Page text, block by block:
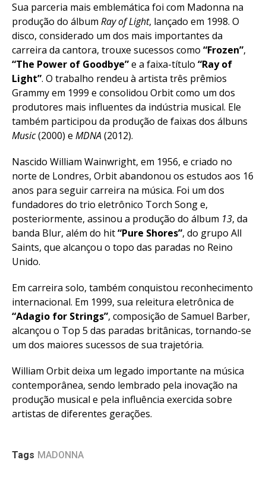
Sua parceria mais emblemática foi com Madonna na
produção do álbum Ray of Light, lançado em 1998. O
disco, considerado um dos mais importantes da
carreira da cantora, trouxe sucessos como “Frozen”,
“The Power of Goodbye”e a faixa-título “Ray of
Light”. O trabalho rendeu à artista três prêmios
Grammy em 1999 e consolidou Orbit como um dos
produtores mais influentes da indústria musical. Ele
também participou da produção de faixas dos álbuns
Music(2000) e MDNA(2012).
Nascido William Wainwright, em 1956, e criado no
norte de Londres, Orbit abandonou os estudos aos 16
anos para seguir carreira na música. Foi um dos
fundadores do trio eletrônico Torch Song e,
posteriormente, assinou a produção do álbum 13, da
banda Blur, além do hit“Pure Shores”, do grupo All
Saints, que alcançou o topo das paradas no Reino
Unido.
Em carreira solo, também conquistou reconhecimento
internacional. Em 1999, sua releitura eletrônica de
“Adagio for Strings”, composição de Samuel Barber,
alcançou o Top 5 das paradas britânicas, tornando-se
um dos maiores sucessos de sua trajetória.
William Orbit deixa um legado importante na música
contemporânea, sendo lembrado pela inovação na
produção musical e pela influência exercida sobre
artistas de diferentes gerações.
Tags MADONNA